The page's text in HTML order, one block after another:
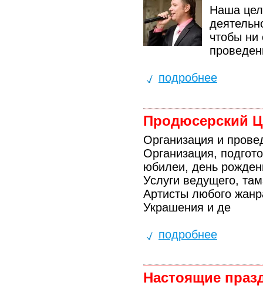
Наша
чтобы ни
подробнее
Продюсерский
Организация и
Организация,
юбилеи, день
Услуги ведущего,
Артисты любого
Украшения и де
подробнее
Настоящие